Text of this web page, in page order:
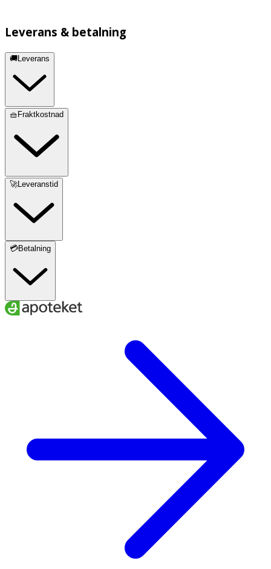
Leverans & betalning
🚚Leverans
🧺Fraktkostnad
🚀Leveranstid
💳Betalning